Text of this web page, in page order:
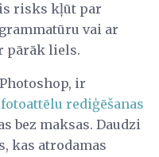
risks kļūt par
vai ar
pārāk liels.
ir
fotoattēlu rediģēšanas
bez maksas. Daudzi
kas atrodamas